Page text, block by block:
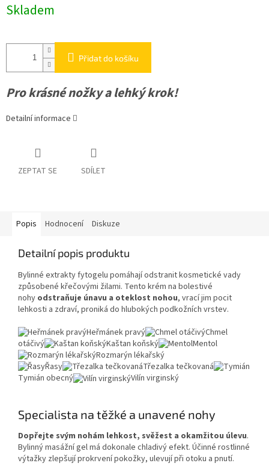
cena:
Skladem
Přidat do košíku
Pro krásné nožky a lehký krok!
Detailní informace
ZEPTAT SE SDÍLET
Popis Hodnocení Diskuze
Detailní popis produktu
Bylinné extrakty fytogelu pomáhají odstranit kosmetické vady
způsobené křečovými žilami. Tento krém na bolestivé
nohy odstraňuje únavu a oteklost nohou, vrací jim pocit
lehkosti a zdraví, proniká do hlubokých podkožních vrstev.
Heřmánek pravý
Chmel
otáčivý
Kaštan koňský
Mentol
Rozmarýn lékařský
Řasy
Třezalka tečkovaná
Tymián obecný
Vilín virginský
Specialista na těžké a unavené nohy
Dopřejte svým nohám lehkost, svěžest a okamžitou úlevu.
Bylinný masážní gel má dokonale chladivý efekt. Účinné rostlinné
výtažky zlepšují prokrvení pokožky, ulevují při otoku a pnutí.